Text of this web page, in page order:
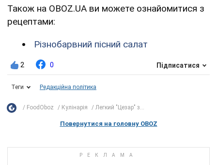
Також на OBOZ.UA ви можете ознайомитися з
рецептами:
Різнобарвний пісний салат
2 0 Підписатися
Теги Редакційна політика
FoodOboz Кулінарія Легкий "Цезар" з...
Повернутися на головну OBOZ